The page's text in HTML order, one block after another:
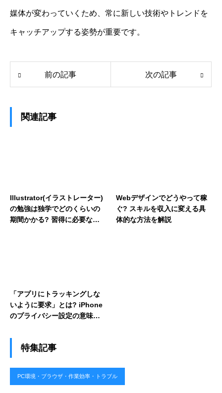
媒体が変わっていくため、常に新しい技術やトレンドを
キャッチアップする姿勢が重要です。
前の記事 次の記事
関連記事
Illustrator(イラストレーター)
の勉強は独学でどのくらいの
期間かかる? 習得に必要な時
Webデザインでどうやって稼
ぐ? スキルを収入に変える具
体的な方法を解説
「アプリにトラッキングしな
いように要求」とは? iPhone
のプライバシー設定の意味を
特集記事
PC環境・ブラウザ・作業効率・トラブル